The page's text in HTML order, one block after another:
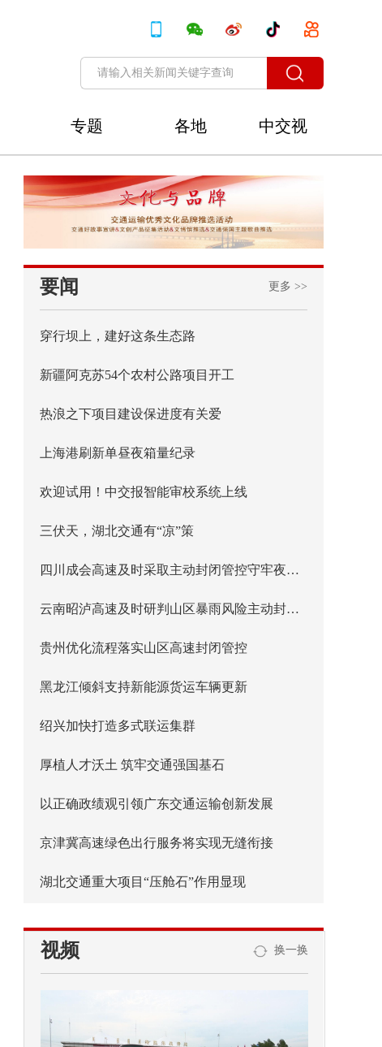
专题 各地
中交视
讯
要闻 更多 >>
穿行坝上，建好这条生态路
新疆阿克苏54个农村公路项目开工
热浪之下项目建设保进度有关爱
上海港刷新单昼夜箱量纪录
欢迎试用！中交报智能审校系统上线
三伏天，湖北交通有“凉”策
四川成会高速及时采取主动封闭管控守牢夜间安全防线
云南昭泸高速及时研判山区暴雨风险主动封闭管控
贵州优化流程落实山区高速封闭管控
黑龙江倾斜支持新能源货运车辆更新
绍兴加快打造多式联运集群
厚植人才沃土 筑牢交通强国基石
以正确政绩观引领广东交通运输创新发展
京津冀高速绿色出行服务将实现无缝衔接
湖北交通重大项目“压舱石”作用显现
视频 换一换